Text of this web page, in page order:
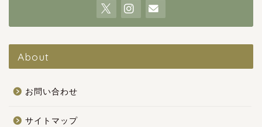
About
お問い合わせ
サイトマップ